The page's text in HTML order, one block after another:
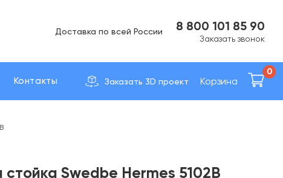
Доставка по вcей России 8 800 101 85 90
Заказать звонок
Контакты Заказать 3D проект Корзина
0
Swedbe Hermes 5102B